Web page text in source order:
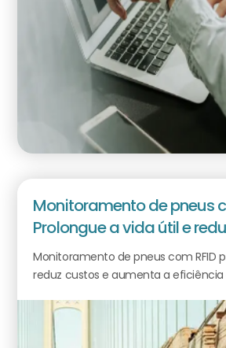
Monitoramento de pneus
Prolongue a vida útil e
Monitoramento de pneus com RFID
reduz custos e aumenta a eficiência